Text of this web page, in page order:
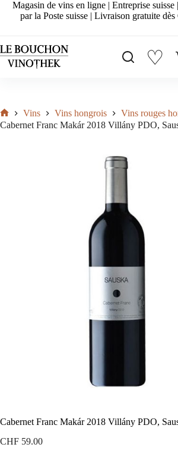
PasserMagasin de vins en ligne | Entreprise
par la Poste suisse | Livraison gratuite
♡
Accueil
Vins Vins hongrois
Vins rouges
Cabernet Franc Makár 2018 Villány PDO,
Cabernet Franc Makár 2018 Villány PDO,
CHF 59.00